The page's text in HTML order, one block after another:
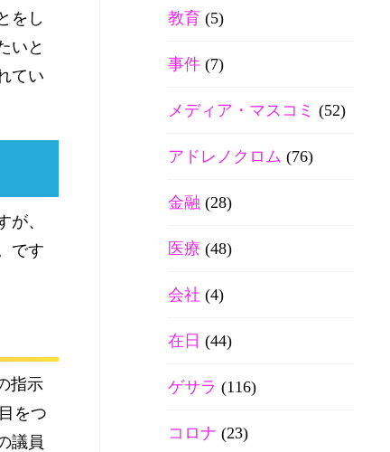
をし
いと
てい
、
です
指示
をつ
議員
教育 (5)
事件 (7)
メディア・マスコミ (52)
アドレノクロム (76)
金融 (28)
医療 (48)
会社 (4)
在日 (44)
ゲサラ (116)
コロナ (23)